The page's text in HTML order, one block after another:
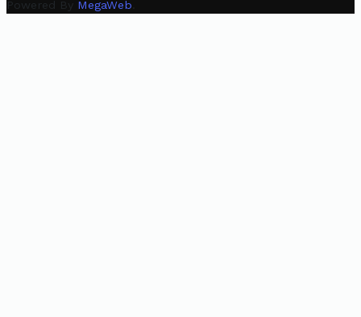
Powered By MegaWeb